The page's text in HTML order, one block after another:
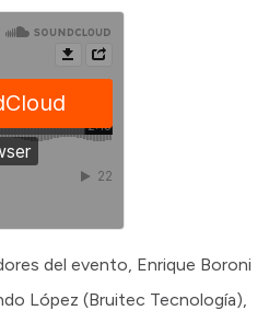
del evento, Enrique Boroni
López (Bruitec Tecnología),